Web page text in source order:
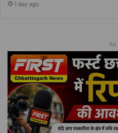
1 day ago
Ad